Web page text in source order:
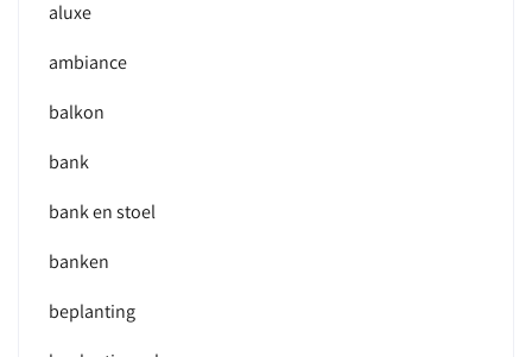
aluxe
ambiance
balkon
bank
bank en stoel
banken
beplanting